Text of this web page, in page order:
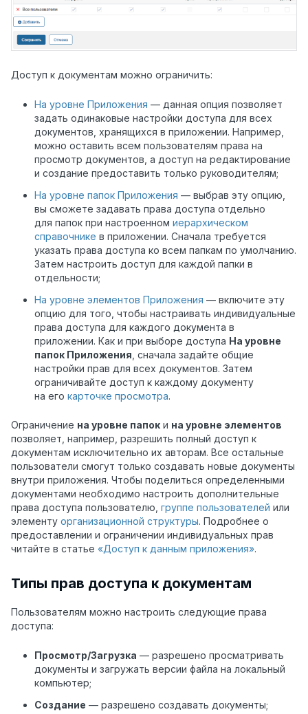
Доступ к документам можно ограничить:
На уровне Приложения — данная опция позволяет
задать одинаковые настройки доступа для всех
документов, хранящихся в приложении. Например,
можно оставить всем пользователям права на
просмотр документов, а доступ на редактирование
и создание предоставить только руководителям;
На уровне папок Приложения — выбрав эту опцию,
вы сможете задавать права доступа отдельно
для папок при настроенном иерархическом
справочнике в приложении. Сначала требуется
указать права доступа ко всем папкам по умолчанию.
Затем настроить доступ для каждой папки в
отдельности;
На уровне элементов Приложения — включите эту
опцию для того, чтобы настраивать индивидуальные
права доступа для каждого документа в
приложении. Как и при выборе доступа На уровне
папок Приложения , сначала задайте общие
настройки прав для всех документов. Затем
ограничивайте доступ к каждому документу
на его карточке просмотра.
Ограничение на уровне папок и на уровне элементов
позволяет, например, разрешить полный доступ к
документам исключительно их авторам. Все остальные
пользователи смогут только создавать новые документы
внутри приложения. Чтобы поделиться определенными
документами необходимо настроить дополнительные
права доступа пользователю, группе пользователей или
элементу организационной структуры. Подробнее о
предоставлении и ограничении индивидуальных прав
читайте в статье «Доступ к данным приложения».
Типы прав доступа к документам
Пользователям можно настроить следующие права
доступа:
Просмотр/Загрузка — разрешено просматривать
документы и загружать версии файла на локальный
компьютер;
Создание — разрешено создавать документы;